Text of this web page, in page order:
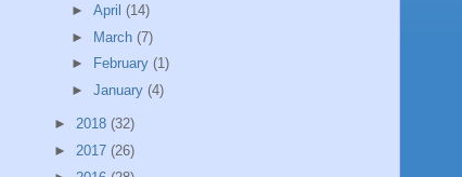
► April (14)
► March (7)
►
February (1)
► January (4)
► 2018 (32)
► 2017 (26)